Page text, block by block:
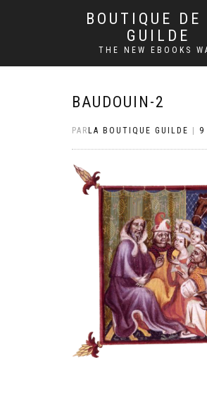
BOUTIQUE DE
GUILDE
THE NEW EBOOKS
BAUDOUIN-2
PAR LA BOUTIQUE GUILDE 9